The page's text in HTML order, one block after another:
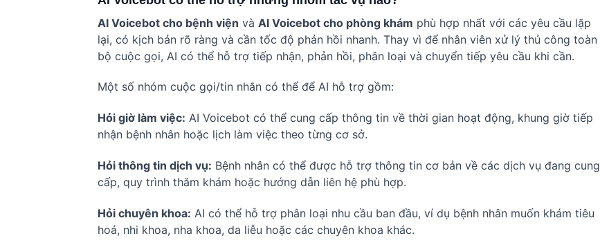
AI Voicebot cho bệnh viện và AI Voicebot cho phòng khám phù hợp nhất với các yêu cầu lặp
lại, có kịch bản rõ ràng và cần tốc độ phản hồi nhanh. Thay vì để nhân viên xử lý thủ công toàn
bộ cuộc gọi, AI có thể hỗ trợ tiếp nhận, phản hồi, phân loại và chuyển tiếp yêu cầu khi cần.
Một số nhóm cuộc gọi/tin nhắn có thể để AI hỗ trợ gồm:
Hỏi giờ làm việc: AI Voicebot có thể cung cấp thông tin về thời gian hoạt động, khung giờ tiếp
nhận bệnh nhân hoặc lịch làm việc theo từng cơ sở.
Hỏi thông tin dịch vụ: Bệnh nhân có thể được hỗ trợ thông tin cơ bản về các dịch vụ đang cung
cấp, quy trình thăm khám hoặc hướng dẫn liên hệ phù hợp.
Hỏi chuyên khoa: AI có thể hỗ trợ phân loại nhu cầu ban đầu, ví dụ bệnh nhân muốn khám tiêu
hoá, nhi khoa, nha khoa, da liễu hoặc các chuyên khoa khác.